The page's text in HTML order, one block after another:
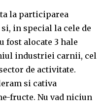
la participarea
in special la cele de
fost alocate 3 hale
industriei carnii, cel
de activitate.
si cativa
fructe. Nu vad niciun